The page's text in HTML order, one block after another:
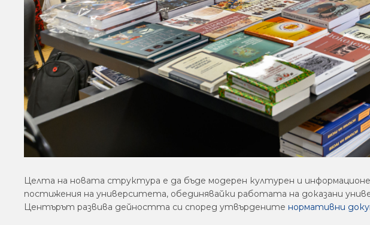
Целта на новата структура е да бъде модерен културен и
постижения на университета, обединявайки работата на доказани
Центърът развива дейността си според утвърдените нормативни